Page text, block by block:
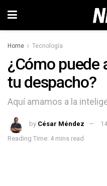
Home Tecnología
¿Cómo puede
tu despacho?
Aquí amamos a la
by César Méndez
Reading Time: 4 mins read